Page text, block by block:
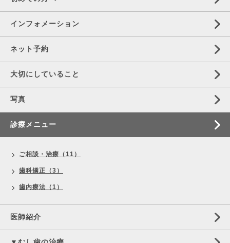
インフォメーション
ネット予約
大切にしていること
写真
診療メニュー
ご相談・治療（11）
歯科矯正（3）
歯内療法（1）
医師紹介